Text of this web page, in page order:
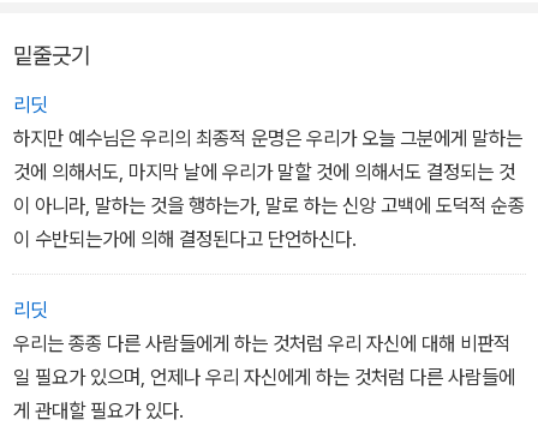
세히 설명되어 있다.
그들의 성품은 세상 사람들이 흠모하는 것과는 완전히 달라야 했다
(팔복). 그들은 세상에 가득 찬 어둠 속에서 등불처럼 빛나야 했다. 그
들의 의는 윤리적 행동에서나 종교적 헌신에서나 서기관과 바리새인
의 의보다 더 나아야 했으며, 그들의 사랑은 이웃한 이교도들의 사랑
보다 더 크고 그들의 야망은 이교도 이웃들의 야망보다 더 고상해야
했다.
산상수훈에서 기독교적 기준과 비기독교적 기준을 이처럼 대조하지
않은 단락은 단 하나도 없다. 그것은 산상수훈의 기초이며 하나로 묶
어 주는 주제이기도 하다.
_ 서론. 세상에 대항하라, 너는 다르게 살아야 한다
달라야 한다.
로이드 존스 박사도 이 점을 강조한다. “복음의 영광은 교회가 세상과
절대적으로 다를 때 변함없이 세상의 주의를 끈다는 것이다. 바로 그
럴 때 세상은 교회의 메시지에 귀를 기울이게 된다. 아마도 처음에는
그 메시지를 매우 싫어할 테지만.” 그렇지 않고, 우리 그리스도인들이
비그리스도인들과 구별되지 않는다면 우리는 아무 쓸모가 없다. 우리
도 짠맛을 잃은 소금처럼 “밖에 버려져 사람에게 밟힐 뿐”이다.
_ 2장. 맛을 잃고 밖에 버려져 밝히는 소금
밑줄긋기
리딧
하지만 예수님은 우리의 최종적 운명은 우리가 오늘 그분에게 말하는
것에 의해서도, 마지막 날에 우리가 말할 것에 의해서도 결정되는 것
이 아니라, 말하는 것을 행하는가, 말로 하는 신앙 고백에 도덕적 순종
이 수반되는가에 의해 결정된다고 단언하신다.
리딧
우리는 종종 다른 사람들에게 하는 것처럼 우리 자신에 대해 비판적
일 필요가 있으며, 언제나 우리 자신에게 하는 것처럼 다른 사람들에
게 관대할 필요가 있다.